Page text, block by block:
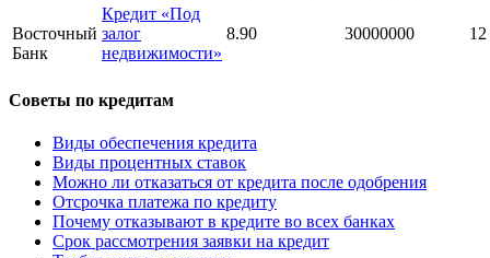
Восточный
Банк
Кредит «Под
залог
недвижимости»
8.90 30000000 12
Советы по кредитам
Виды обеспечения кредита
Виды процентных ставок
Можно ли отказаться от кредита после одобрения
Отсрочка платежа по кредиту
Почему отказывают в кредите во всех банках
Срок рассмотрения заявки на кредит